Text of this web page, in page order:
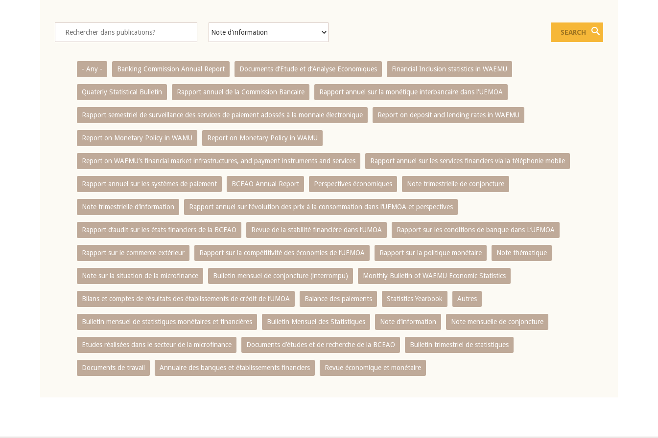
- Any - Banking Commission Annual Report Documents d’Etude et d’Analyse Economiques Financial Inclusion statistics in WAEMU
Quaterly Statistical Bulletin Rapport annuel de la Commission Bancaire Rapport annuel sur la monétique interbancaire dans l'UEMOA
Rapport semestriel de surveillance des services de paiement adossés à la monnaie électronique Report on deposit and lending rates in WAEMU
Report on Monetary Policy in WAMU Report on Monetary Policy in WAMU
Report on WAEMU’s financial market infrastructures, and payment instruments and services Rapport annuel sur les services financiers via la téléphonie mobile
Rapport annuel sur les systèmes de paiement BCEAO Annual Report Perspectives économiques Note trimestrielle de conjoncture
Note trimestrielle d‘information Rapport annuel sur l‘évolution des prix à la consommation dans l‘UEMOA et perspectives
Rapport d‘audit sur les états financiers de la BCEAO Revue de la stabilité financière dans l‘UMOA Rapport sur les conditions de banque dans L‘UEMOA
Rapport sur le commerce extérieur Rapport sur la compétitivité des économies de l‘UEMOA Rapport sur la politique monétaire Note thématique
Note sur la situation de la microfinance Bulletin mensuel de conjoncture (interrompu) Monthly Bulletin of WAEMU Economic Statistics
Bilans et comptes de résultats des établissements de crédit de l‘UMOA Balance des paiements Statistics Yearbook Autres
Bulletin mensuel de statistiques monétaires et financières Bulletin Mensuel des Statistiques Note d’information Note mensuelle de conjoncture
Etudes réalisées dans le secteur de la microfinance Documents d’études et de recherche de la BCEAO Bulletin trimestriel de statistiques
Documents de travail Annuaire des banques et établissements financiers Revue économique et monétaire